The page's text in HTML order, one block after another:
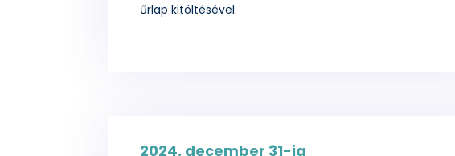
űrlap kitöltésével.
2024. december 31-ig